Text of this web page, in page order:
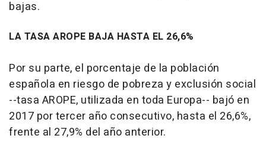
bajas.
LA TASA AROPE BAJA HASTA EL 26,6%
Por su parte, el porcentaje de la población
española en riesgo de pobreza y exclusión social
--tasa AROPE, utilizada en toda Europa-- bajó en
2017 por tercer año consecutivo, hasta el 26,6%,
frente al 27,9% del año anterior.